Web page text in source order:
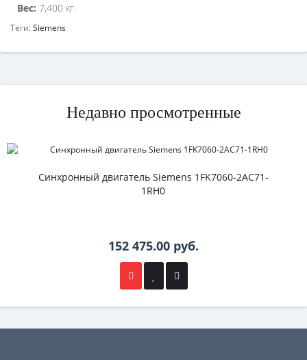
Вес: 7,400 кг.
Теги:Siemens
Недавно просмотренные
Синхронный двигатель Siemens 1FK7060-2AC71-
1RH0
152 475.00 руб.